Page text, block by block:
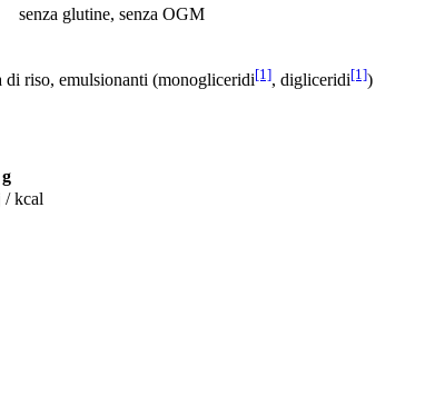
senza glutine, senza OGM
riso, emulsionanti (monogliceridi[1], digliceridi[1])
/ kcal